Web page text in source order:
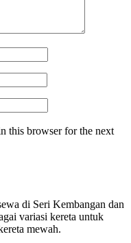
this browser for the next
di Seri Kembangan dan
variasi kereta untuk
mewah.